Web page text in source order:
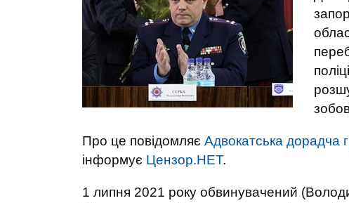
Про це повідомляє Адвокатська дорадча
інформує Цензор.НЕТ.
1 липня 2021 року обвинувачений